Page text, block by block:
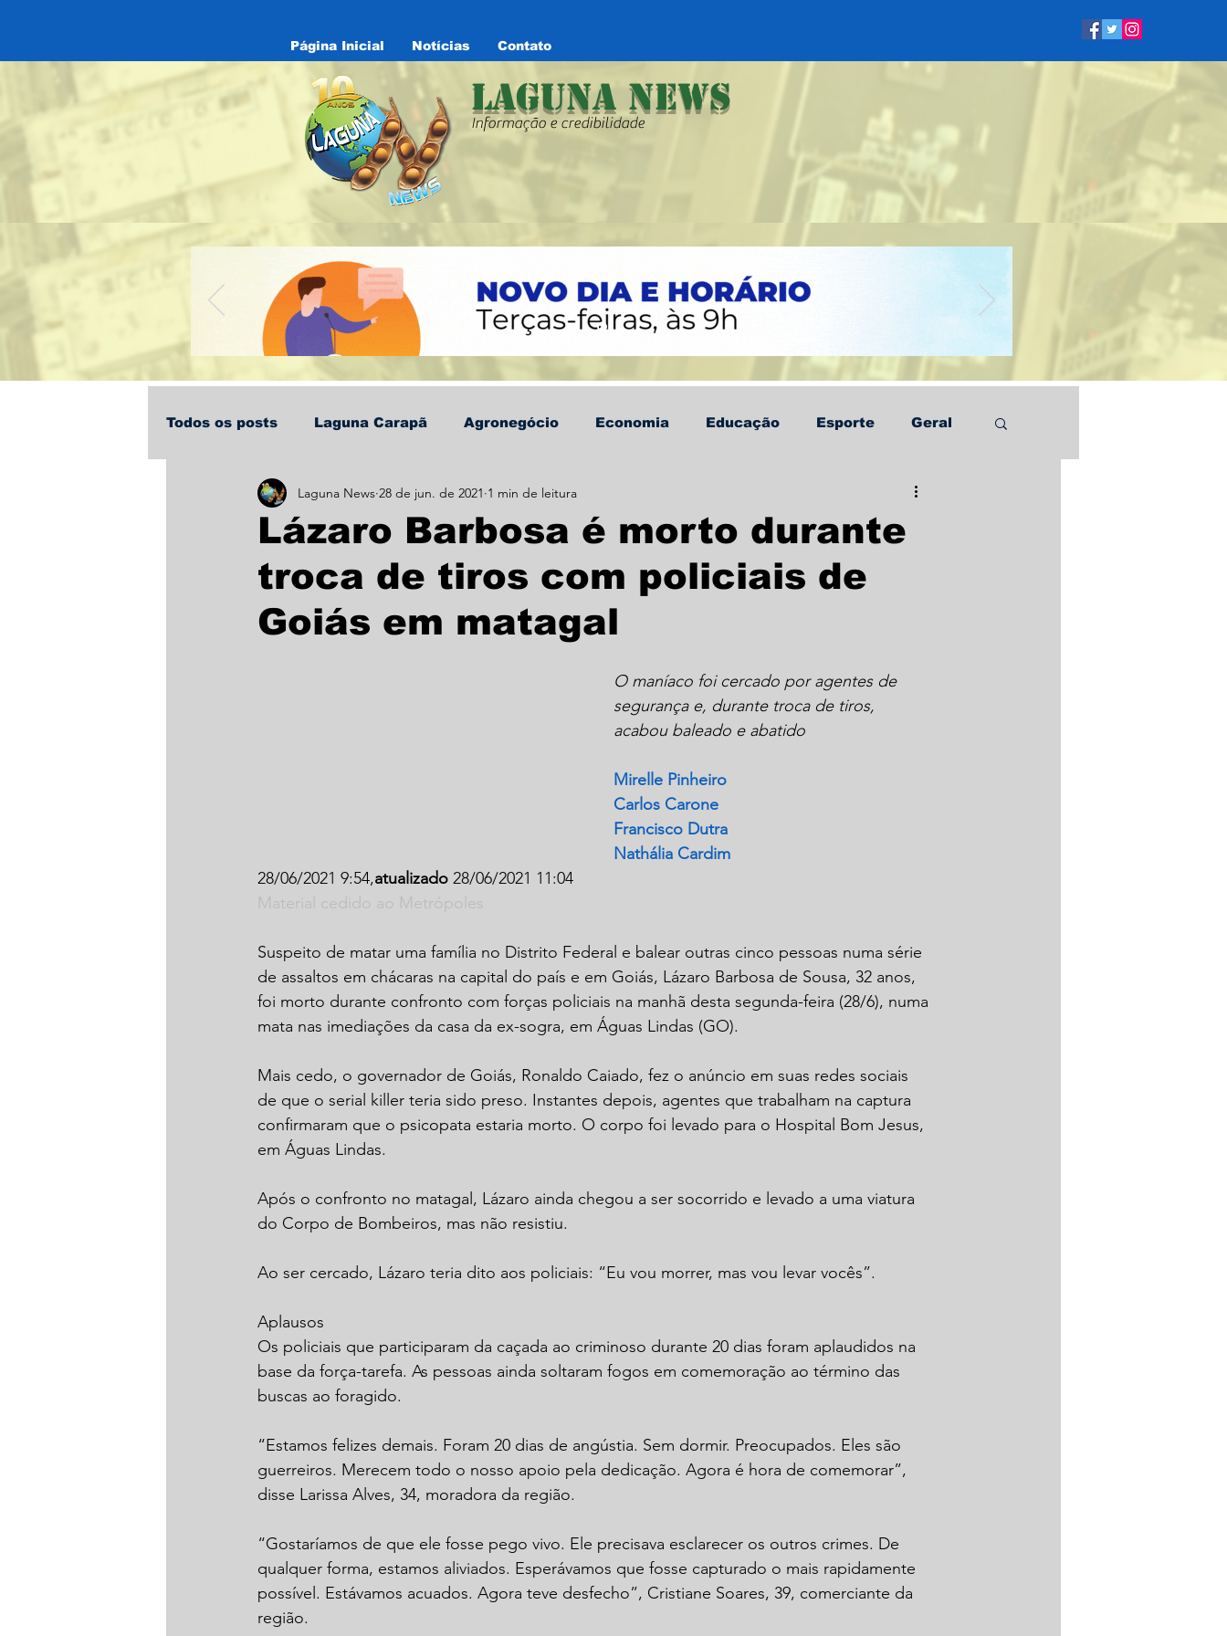
Página Inicial Notícias Contato
Laguna News
Informação e credibilidade
Todos os posts Laguna Carapã Agronegócio Economia Educação Esporte Geral
Policial Política Saúde Informe Publicitário
Lázaro Barbosa é morto durante
troca de tiros com policiais de
Goiás em matagal
Laguna News 28 de jun. de 2021 1 min de leitura
O maníaco foi cercado por agentes de
segurança e, durante troca de tiros,
acabou baleado e abatido
Mirelle Pinheiro
Carlos Carone
Francisco Dutra
Nathália Cardim
28/06/2021 9:54,atualizado 28/06/2021 11:04
Material cedido ao Metrópoles
Suspeito de matar uma família no Distrito Federal e balear outras cinco pessoas numa série
de assaltos em chácaras na capital do país e em Goiás, Lázaro Barbosa de Sousa, 32 anos,
foi morto durante confronto com forças policiais na manhã desta segunda-feira (28/6), numa
mata nas imediações da casa da ex-sogra, em Águas Lindas (GO).
Mais cedo, o governador de Goiás, Ronaldo Caiado, fez o anúncio em suas redes sociais
de que o serial killer teria sido preso. Instantes depois, agentes que trabalham na captura
confirmaram que o psicopata estaria morto. O corpo foi levado para o Hospital Bom Jesus,
em Águas Lindas.
Após o confronto no matagal, Lázaro ainda chegou a ser socorrido e levado a uma viatura
do Corpo de Bombeiros, mas não resistiu.
Ao ser cercado, Lázaro teria dito aos policiais: “Eu vou morrer, mas vou levar vocês”.
Aplausos
Os policiais que participaram da caçada ao criminoso durante 20 dias foram aplaudidos na
base da força-tarefa. As pessoas ainda soltaram fogos em comemoração ao término das
buscas ao foragido.
“Estamos felizes demais. Foram 20 dias de angústia. Sem dormir. Preocupados. Eles são
guerreiros. Merecem todo o nosso apoio pela dedicação. Agora é hora de comemorar”,
disse Larissa Alves, 34, moradora da região.
“Gostaríamos de que ele fosse pego vivo. Ele precisava esclarecer os outros crimes. De
qualquer forma, estamos aliviados. Esperávamos que fosse capturado o mais rapidamente
possível. Estávamos acuados. Agora teve desfecho”, Cristiane Soares, 39, comerciante da
região.